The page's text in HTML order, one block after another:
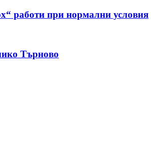
работи при нормални условия
Търново